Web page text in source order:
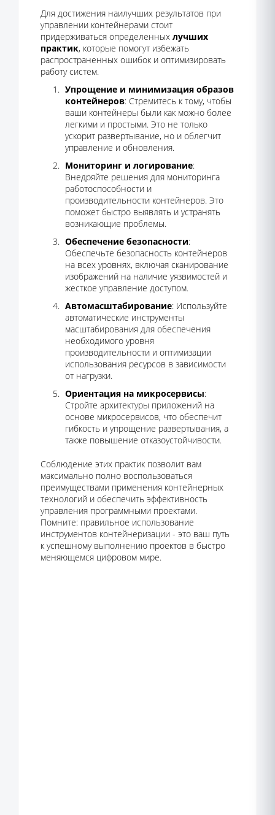
Для достижения наилучших результатов при
управлении контейнерами стоит
придерживаться определенных лучших
практик, которые помогут избежать
распространенных ошибок и оптимизировать
работу систем.
Упрощение и минимизация образов
контейнеров: Стремитесь к тому, чтобы
ваши контейнеры были как можно более
легкими и простыми. Это не только
ускорит развертывание, но и облегчит
управление и обновления.
Мониторинг и логирование:
Внедряйте решения для мониторинга
работоспособности и
производительности контейнеров. Это
поможет быстро выявлять и устранять
возникающие проблемы.
Обеспечение безопасности:
Обеспечьте безопасность контейнеров
на всех уровнях, включая сканирование
изображений на наличие уязвимостей и
жесткое управление доступом.
Автомасштабирование: Используйте
автоматические инструменты
масштабирования для обеспечения
необходимого уровня
производительности и оптимизации
использования ресурсов в зависимости
от нагрузки.
Ориентация на микросервисы:
Стройте архитектуры приложений на
основе микросервисов, что обеспечит
гибкость и упрощение развертывания, а
также повышение отказоустойчивости.
Соблюдение этих практик позволит вам
максимально полно воспользоваться
преимуществами применения контейнерных
технологий и обеспечить эффективность
управления программными проектами.
Помните: правильное использование
инструментов контейнеризации - это ваш путь
к успешному выполнению проектов в быстро
меняющемся цифровом мире.